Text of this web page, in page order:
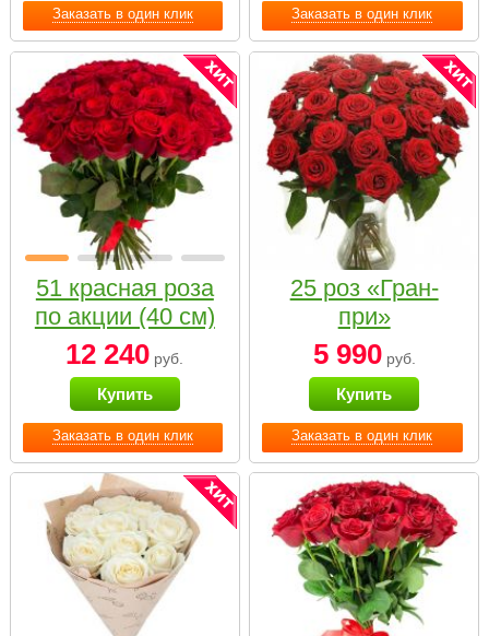
Заказать в один клик Заказать в один клик
Заказать в один клик
51 красная роза
по акции (40 см)
12 240 руб.
Купить
Заказать в один клик
25 роз «Гран-
при»
5 990руб.
Купить